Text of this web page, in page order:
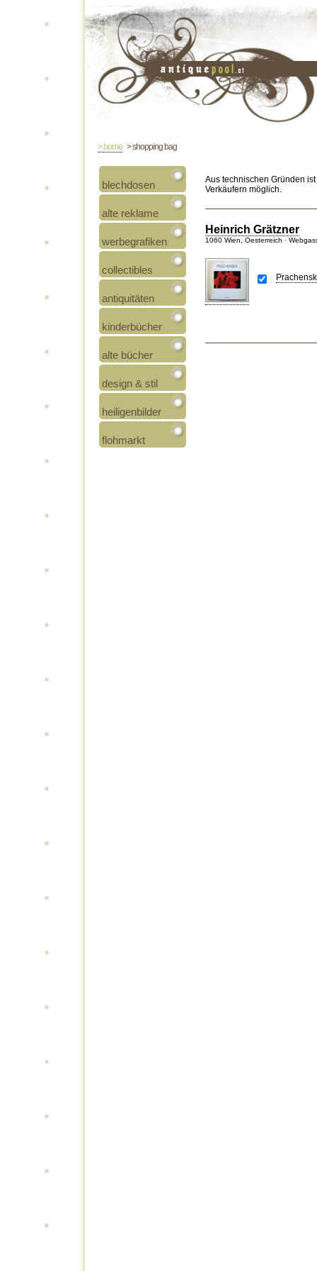
> home > shopping bag
blechdosen
alte reklame
werbegrafiken
collectibles
antiquitäten
kinderbücher
alte bücher
design & stil
heiligenbilder
flohmarkt
Aus technischen Gründen
Verkäufern möglich.
Heinrich Grätzner
1060 Wien, Oesterreich ·